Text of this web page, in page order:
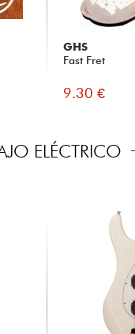
GHS
Fast Fret
9.30 €
ELÉCTRICO